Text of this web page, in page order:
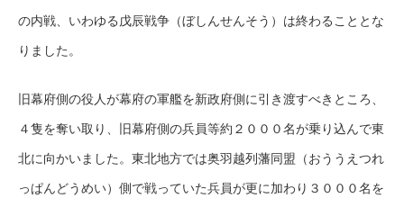
の内戦、いわゆる戊辰戦争（ぼしんせんそう）は終わることとな
りました。
旧幕府側の役人が幕府の軍艦を新政府側に引き渡すべきところ、
４隻を奪い取り、旧幕府側の兵員等約２０００名が乗り込んで東
北に向かいました。東北地方では奥羽越列藩同盟（おううえつれ
っぱんどうめい）側で戦っていた兵員が更に加わり３０００名を